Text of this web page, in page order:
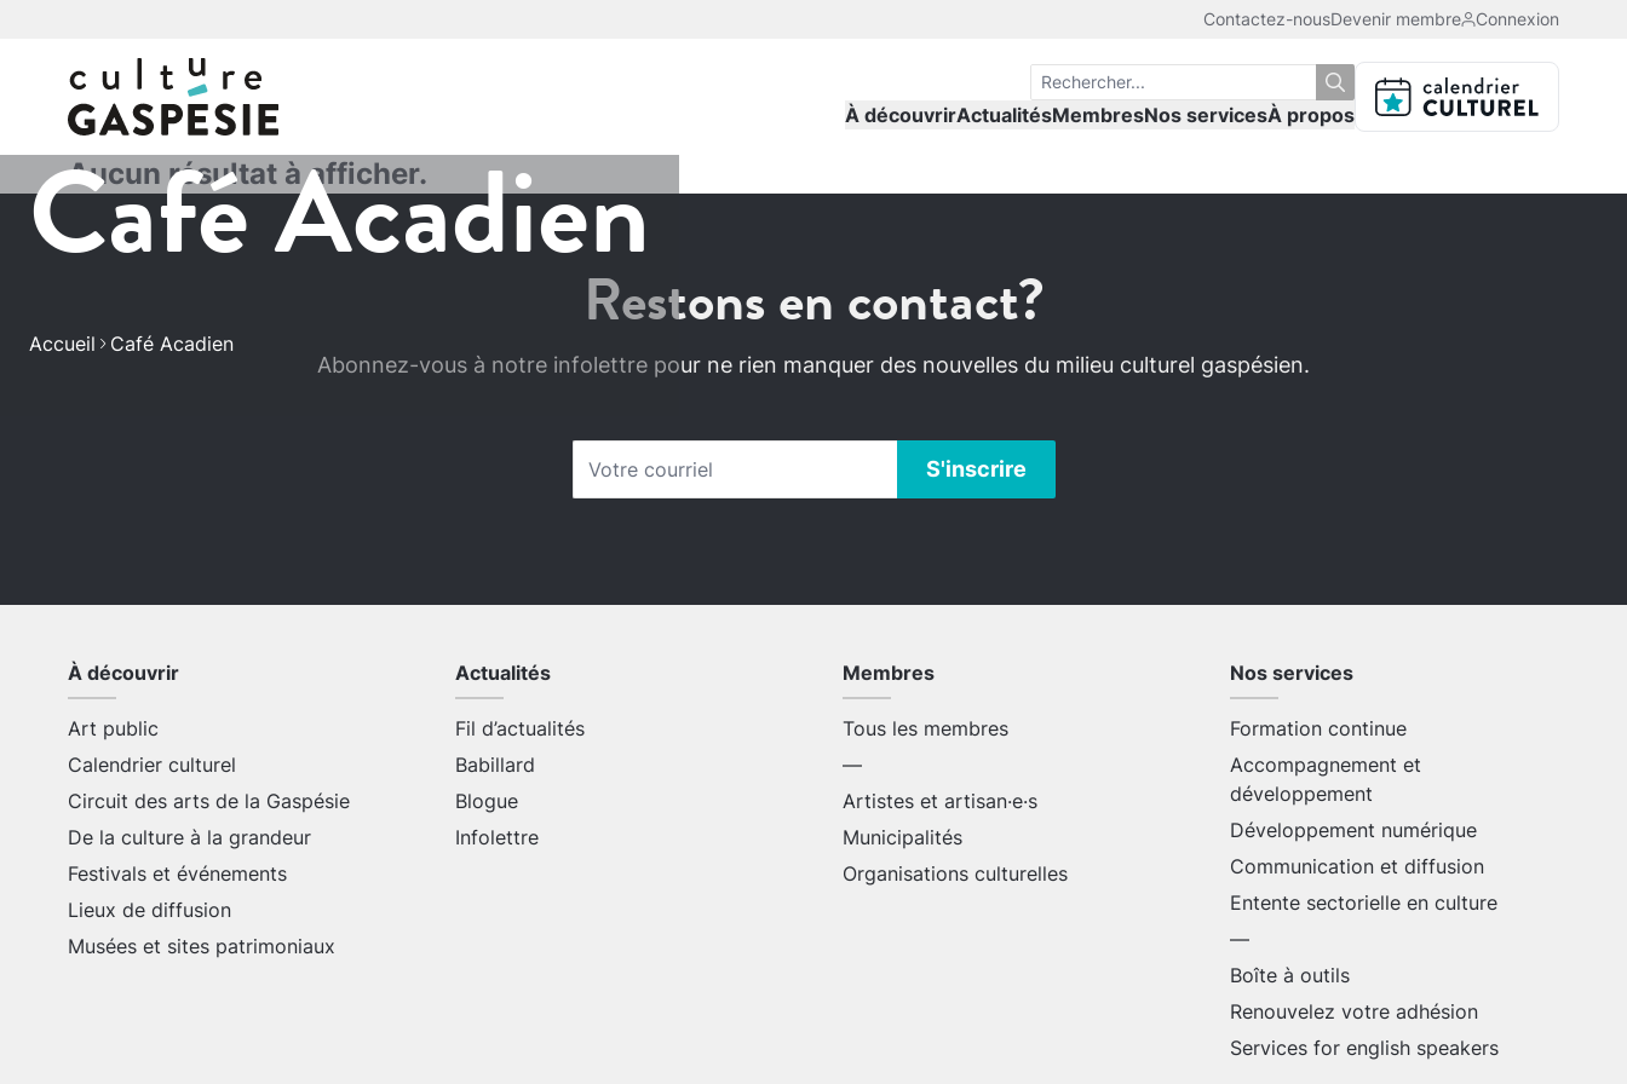
Contactez-nousDevenir membre Connexion
À découvrirActualitésMembresNos servicesÀ propos
Café Acadien
Accueil Café Acadien
Aucun résultat à afficher.
Restons en contact?
Abonnez-vous à notre infolettre pour ne rien manquer des nouvelles du milieu culturel gaspésien.
À découvrir
Art public
Calendrier culturel
Circuit des arts de la Gaspésie
De la culture à la grandeur
Festivals et événements
Lieux de diffusion
Musées et sites patrimoniaux
Actualités
Fil d’actualités
Babillard
Blogue
Infolettre
Membres
Tous les membres
—
Artistes et artisan·e·s
Municipalités
Organisations culturelles
Nos services
Formation continue
Accompagnement et
développement
Développement numérique
Communication et diffusion
Entente sectorielle en culture
—
Boîte à outils
Renouvelez votre adhésion
Services for english speakers